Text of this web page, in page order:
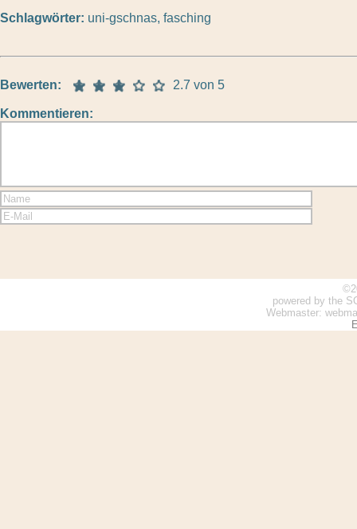
Schlagwörter: uni-gschnas, fasching
Bewerten: 2.7 von 5
Kommentieren:
powered by the
Webmaster: